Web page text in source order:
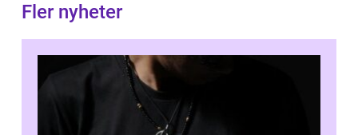
Fler nyheter